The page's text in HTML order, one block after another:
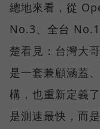
總地來看，從
No.3、全台
楚看見：台灣大
是一套兼顧涵蓋
構，也重新定義
是測速最快，而